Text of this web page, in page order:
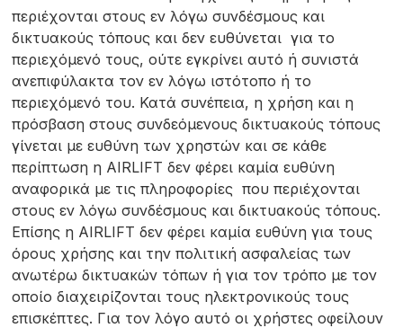
περιέχονται στους εν λόγω συνδέσμους και
δικτυακούς τόπους και δεν ευθύνεται για το
περιεχόμενό τους, ούτε εγκρίνει αυτό ή συνιστά
ανεπιφύλακτα τον εν λόγω ιστότοπο ή το
περιεχόμενό του. Κατά συνέπεια, η χρήση και η
πρόσβαση στους συνδεόμενους δικτυακούς τόπους
γίνεται με ευθύνη των χρηστών και σε κάθε
περίπτωση η AIRLIFT δεν φέρει καμία ευθύνη
αναφορικά με τις πληροφορίες που περιέχονται
στους εν λόγω συνδέσμους και δικτυακούς τόπους.
Επίσης η AIRLIFT δεν φέρει καμία ευθύνη για τους
όρους χρήσης και την πολιτική ασφαλείας των
ανωτέρω δικτυακών τόπων ή για τον τρόπο με τον
οποίο διαχειρίζονται τους ηλεκτρονικούς τους
επισκέπτες. Για τον λόγο αυτό οι χρήστες οφείλουν